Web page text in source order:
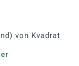
von Kvadrat